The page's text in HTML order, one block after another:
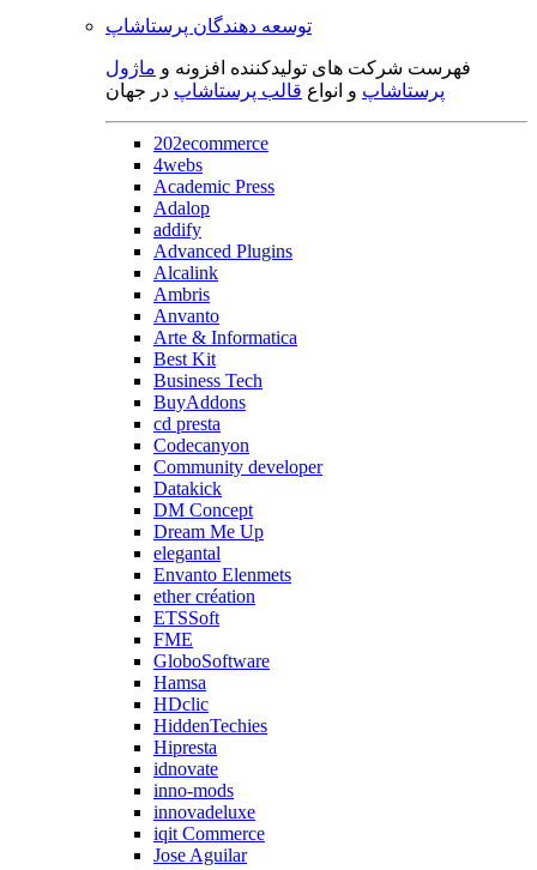
توسعه دهندگان پرستاشاپ
فهرست شرکت های تولیدکننده افزونه و ماژول
پرستاشاپ و انواع قالب پرستاشاپ در جهان
202ecommerce
4webs
Academic Press
Adalop
addify
Advanced Plugins
Alcalink
Ambris
Anvanto
Arte & Informatica
Best Kit
Business Tech
BuyAddons
cd presta
Codecanyon
Community developer
Datakick
DM Concept
Dream Me Up
elegantal
Envanto Elenmets
ether création
ETSSoft
FME
GloboSoftware
Hamsa
HDclic
HiddenTechies
Hipresta
idnovate
inno-mods
innovadeluxe
iqit Commerce
Jose Aguilar